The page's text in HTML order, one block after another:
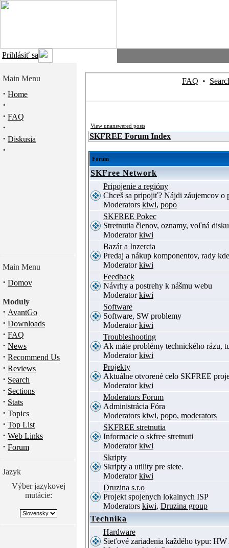
Prihlásiť sa
Main Menu
· Home
·
· FAQ
·
· Diskusia
·
Main Menu
· Domov
Moduly
· AvantGo
· Downloads
· FAQ
· News
· Recommend Us
· Reviews
· Search
· Sections
· Stats
· Topics
· Top List
· Web Links
· Forum
Jazyk
Výber jazykovej
mutácie:
FAQ •
View unanswered posts
SKFREE Forum Index
Forum
SKFree Network
Pripojenie a regióny
Chceš sa pripojiť? Nájdi záujemcov o
Moderators kiwi, popo
SKFREE Pokec
Stretnutia členov, oznamy, voľná
Moderatorkiwi
Bazár a Inzercia
Predaj a nákup komponentov, rady
Moderatorkiwi
Feedback
Návrhy a postrehy k nášmu webu
Moderatorkiwi
Software
Software, SW problemy
Moderatorkiwi
Troubleshooting
Ak máte problémy technického rázu,
Moderatorkiwi
Projekty
Aktuálne otvorené celo SKFREE
Moderatorkiwi
Moderators Forum
Administrácia Fóra
Moderators kiwi, popo, moderators
SKFREE stretnutia
Informacie o skfree stretnuti
Moderatorkiwi
Skripty
Skripty a utility pre siete.
Moderatorkiwi
Druzina s.r.o
Projekt spojenych lokalnych ISP
Moderators kiwi, Druzina group
Technika
Hardware
Sieťové zariadenia každého typu: